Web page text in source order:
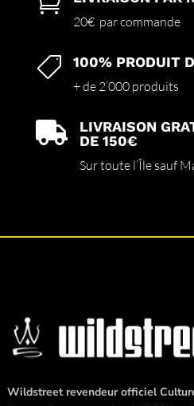
20€ par commande
 100% PRODUIT
+ de 2’000 produits

LIVRAISON
DE 150€
Sur toute l’Île sauf
Wildstreet revendeur officiel